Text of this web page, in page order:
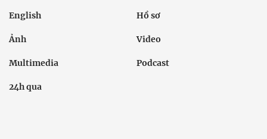
English Hồ sơ
Ảnh Video
Multimedia Podcast
24h qua